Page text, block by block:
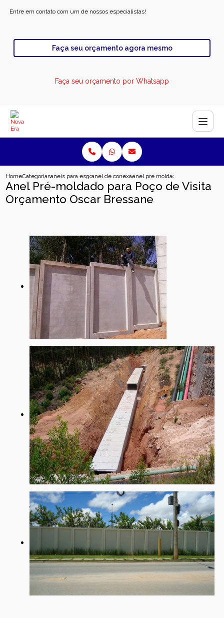
Entre em contato com um de nossos especialistas!
Faça seu orçamento agora mesmo
Faça seu orçamento por Whatsapp
HomeCategoriasaneis para esgotoanel de conexao para esgotoanel pre moldado para poco de
Anel Pré-moldado para Poço de Visita
Orçamento Oscar Bressane